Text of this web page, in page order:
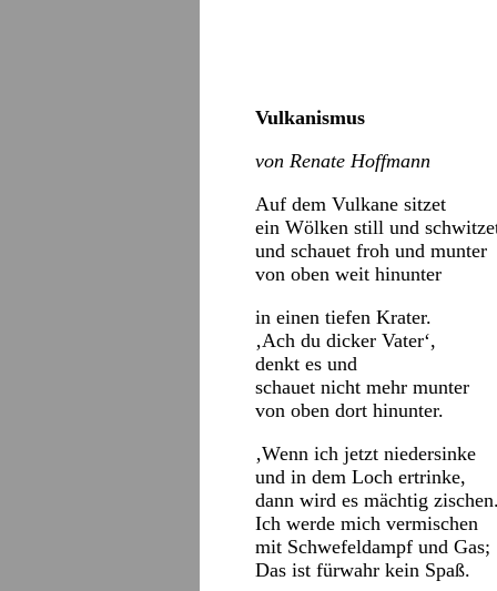
Vulkanismus
von Renate Hoffmann
Auf dem Vulkane sitzet
ein Wölken still und
und schauet froh und munter
von oben weit hinunter
in einen tiefen Krater.
‚Ach du dicker Vater‘,
denkt es und
schauet nicht mehr munter
von oben dort hinunter.
‚Wenn ich jetzt niedersinke
und in dem Loch ertrinke,
dann wird es mächtig
Ich werde mich vermischen
mit Schwefeldampf und Gas;
Das ist fürwahr kein Spaß.